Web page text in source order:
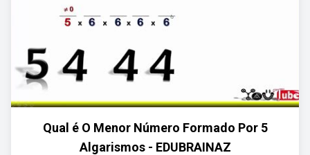
Qual é O Menor Número Formado Por 5
Algarismos - EDUBRAINAZ